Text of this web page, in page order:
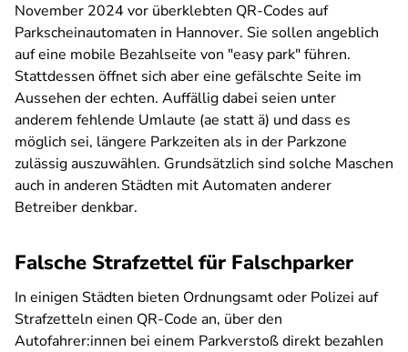
November 2024 vor überklebten QR-Codes auf
Parkscheinautomaten in Hannover. Sie sollen angeblich
auf eine mobile Bezahlseite von "easy park" führen.
Stattdessen öffnet sich aber eine gefälschte Seite im
Aussehen der echten. Auffällig dabei seien unter
anderem fehlende Umlaute (ae statt ä) und dass es
möglich sei, längere Parkzeiten als in der Parkzone
zulässig auszuwählen. Grundsätzlich sind solche Maschen
auch in anderen Städten mit Automaten anderer
Betreiber denkbar.
Falsche Strafzettel für Falschparker
In einigen Städten bieten Ordnungsamt oder Polizei auf
Strafzetteln einen QR-Code an, über den
Autofahrer:innen bei einem Parkverstoß direkt bezahlen